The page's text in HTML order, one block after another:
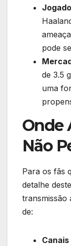
pode
de 3.5
uma
Onde
Não
Para os fãs
detalhe
transmissão
de: